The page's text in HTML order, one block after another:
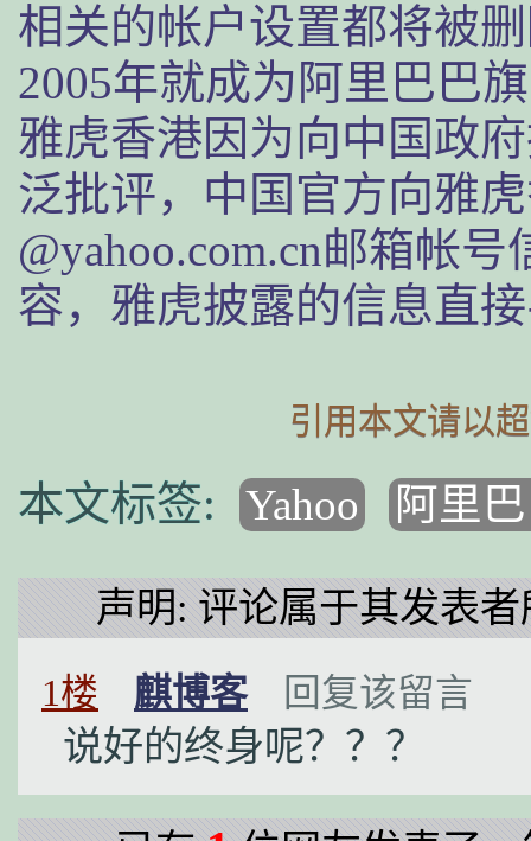
相关的帐户设置都将被
2005年就成为阿里巴巴
雅虎香港因为向中国政
泛批评，中国官方向雅
@yahoo.com.cn邮箱帐
容，雅虎披露的信息直
引用本文请以
Yahoo 阿里
声明: 评论属于其发表
1楼 麒博客 回复该留言
说好的终身呢？？？